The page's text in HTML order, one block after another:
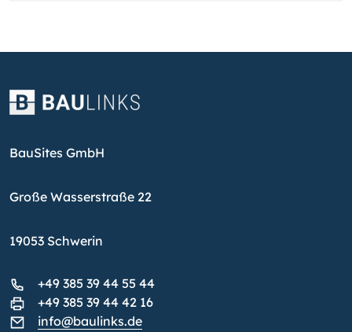
BauSites GmbH
Große Wasserstraße 22
19053 Schwerin
+49 385 39 44 55 44
+49 385 39 44 42 16
info@baulinks.de